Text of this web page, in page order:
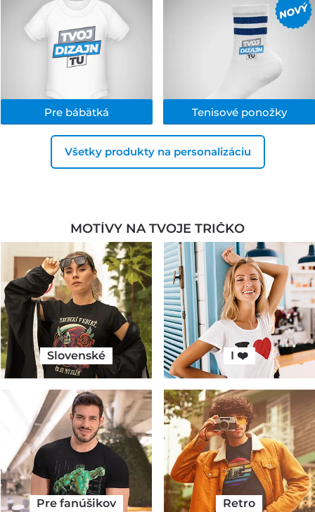
Pre bábätká Tenisové ponožky
Všetky produkty na personalizáciu
MOTÍVY NA TVOJE TRIČKO
I ❤️
Slovenské
Pre fanúšikov Retro